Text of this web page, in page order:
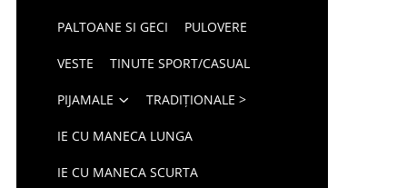
PALTOANE SI GECI PULOVERE
VESTE TINUTE SPORT/CASUAL
PIJAMALE TRADIȚIONALE >
IE CU MANECA LUNGA
IE CU MANECA SCURTA